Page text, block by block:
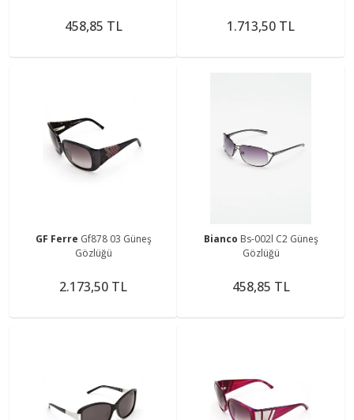
458,85 TL 1.713,50 TL
GF Ferre Gf878 03 Güneş
Gözlüğü
2.173,50 TL
Bianco Bs-002l C2 Güneş
Gözlüğü
458,85 TL